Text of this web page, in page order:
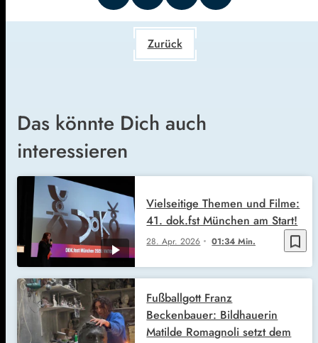
Zurück
Das könnte Dich auch
interessieren
bookmark_border
28. Apr. 2026 01:34 Min.
Vielseitige Themen und Filme:
41. dok.fst München am Start!
Fußballgott Franz
Beckenbauer: Bildhauerin
Matilde Romagnoli setzt dem